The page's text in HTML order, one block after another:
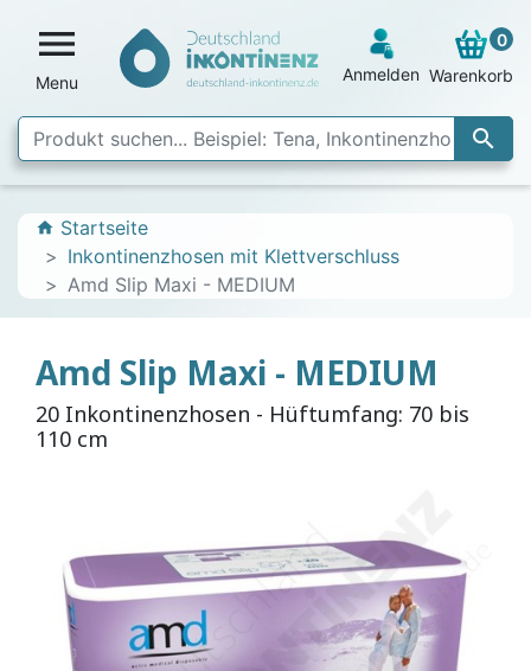

Menu

Anmelden
0
Warenkorb
home Startseite
Inkontinenzhosen mit Klettverschluss
Amd Slip Maxi - MEDIUM
Amd Slip Maxi - MEDIUM
20 Inkontinenzhosen - Hüftumfang: 70 bis
110 cm